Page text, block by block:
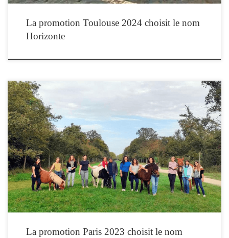
La promotion Toulouse 2024 choisit le nom
Horizonte
Nous, 14ème promotion de l’IFEq Paris 2023 avons choisi de nous nommer
NOKOTA.Le Nokota est une race de chevaux qui descend de troupeaux
amérindiens libres du Dakota du Nord. Le cheval Nokota se distingue par sa qualité
très particulière de la relation qu’il établit dans son groupe et avec les […]
La promotion Paris 2023 choisit le nom